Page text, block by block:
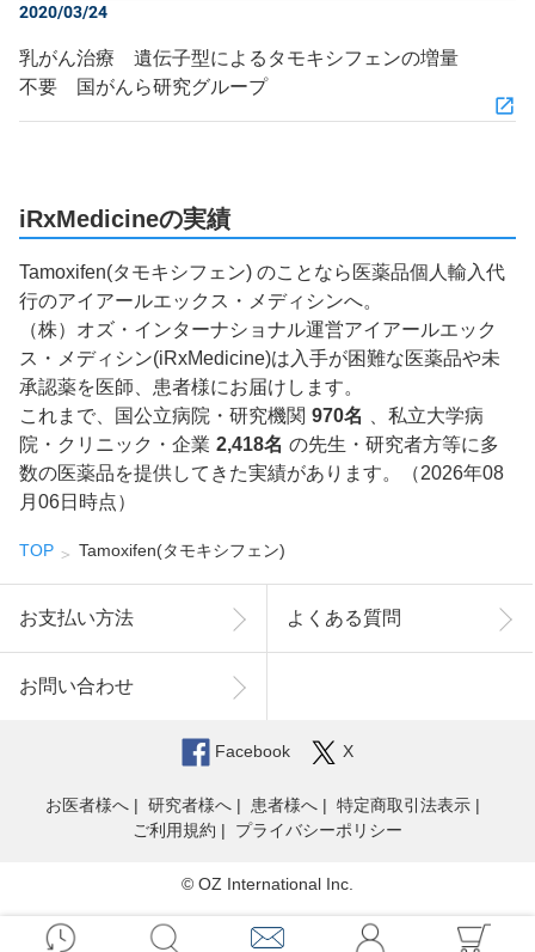
2020/03/24
乳がん治療 遺伝子型によるタモキシフェンの増量
不要 国がんら研究グループ
iRxMedicineの実績
Tamoxifen(タモキシフェン) のことなら医薬品個人輸入代
行のアイアールエックス・メディシンへ。
（株）オズ・インターナショナル運営アイアールエック
ス・メディシン(iRxMedicine)は入手が困難な医薬品や未
承認薬を医師、患者様にお届けします。
これまで、国公立病院・研究機関 970名
、私立大学病
院・クリニック・企業 2,418名 の先生・研究者方等に多
数の医薬品を提供してきた実績があります。（2026年08
月06日時点）
TOP Tamoxifen(タモキシフェン)
お支払い方法 よくある質問
お問い合わせ
Facebook X
お医者様へ 研究者様へ 患者様へ
特定商取引法表示
ご利用規約
プライバシーポリシー
© OZ International Inc.